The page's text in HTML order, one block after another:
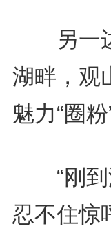
另一边
湖畔，观
魅力“圈粉
“刚到
忍不住惊